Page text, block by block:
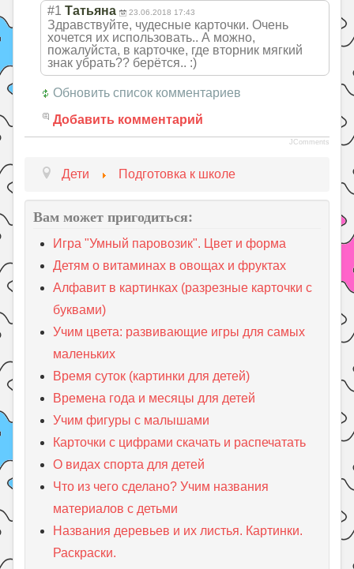
#1 Татьяна 23.06.2018 17:43
Здравствуйте, чудесные карточки. Очень
хочется их использовать.. А можно,
пожалуйста, в карточке, где вторник мягкий
знак убрать?? берётся.. :)
Обновить список комментариев
Добавить комментарий
JComments
Дети Подготовка к школе
Вам может пригодиться:
Игра "Умный паровозик". Цвет и форма
Детям о витаминах в овощах и фруктах
Алфавит в картинках (разрезные карточки с
буквами)
Учим цвета: развивающие игры для самых
маленьких
Время суток (картинки для детей)
Времена года и месяцы для детей
Учим фигуры с малышами
Карточки с цифрами скачать и распечатать
О видах спорта для детей
Что из чего сделано? Учим названия
материалов с детьми
Названия деревьев и их листья. Картинки.
Раскраски.